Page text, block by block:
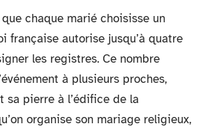
chaque marié choisisse un
française autorise jusqu’à quatre
les registres. Ce nombre
à plusieurs proches,
sa pierre à l’édifice de la
organise son mariage religieux,